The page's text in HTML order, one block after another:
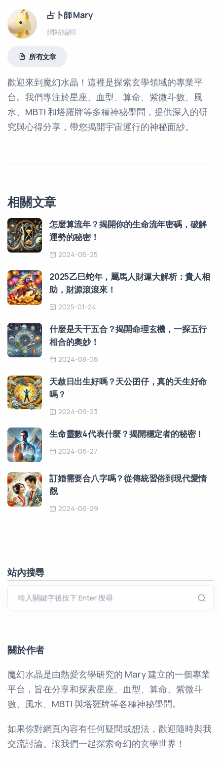
占卜師 Mary
網站編輯
所有文章
歡迎來到魔幻水晶！這裡是探索玄學領域的專業平
台。我們專注於星座、血型、算命、紫微斗數、風
水、MBTI 和塔羅牌等多種神秘學問，提供深入的研
究與心得分享，帶您揭開宇宙運行的神秘面紗。
相關文章
怎麼算流年？揭開你的生命流年密碼，破解
運勢的秘密！
2024-06-25
2025乙巳蛇年，屬馬人財運大解析：貴人相
助，財源滾滾來！
2025-01-24
什麼是天干五合？揭開命理玄機，一探五行
相合的奧妙！
2024-08-06
天赦日出生好嗎？天公囝仔，真的天生好命
嗎？
2024-09-23
生命靈數4代表什麼？揭開穩定者的秘密！
2024-06-27
訂婚需要合八字嗎？從傳統習俗到現代愛情
觀
2024-06-29
站內搜尋
關於作者
魔幻水晶是由熱愛玄學研究的 Mary 建立的一個專業
平台，旨在分享和探索星座、血型、算命、紫微斗
數、風水、MBTI 與塔羅牌等各種神秘學問。
如果你對網頁內容有任何疑問或想法，歡迎隨時與我
交流討論。讓我們一起探索奇幻的玄學世界！